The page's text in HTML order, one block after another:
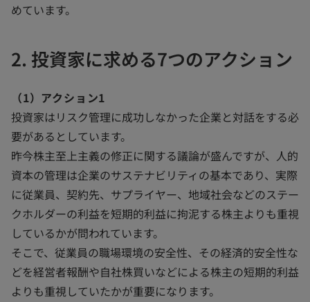
めています。
2. 投資家に求める7つのアクション
（1）アクション1
投資家はリスク管理に成功しなかった企業と対話をする必
要があるとしています。
昨今株主至上主義の修正に関する議論が盛んですが、人的
資本の管理は企業のサステナビリティの基本であり、実際
に従業員、契約先、サプライヤー、地域社会などのステー
クホルダーの利益を短期的利益に拘泥する株主よりも重視
しているかが問われています。
そこで、従業員の職場環境の安全性、その経済的安全性な
どを経営者報酬や自社株買いなどによる株主の短期的利益
よりも重視していたかが重要になります。